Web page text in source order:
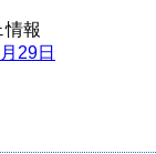
報
29日